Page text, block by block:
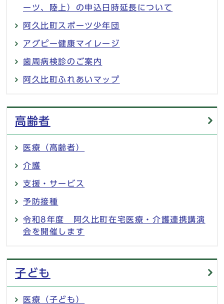
ーツ、陸上）の申込日時延長について
阿久比町スポーツ少年団
アグピー健康マイレージ
歯周病検診のご案内
阿久比町ふれあいマップ
高齢者
医療（高齢者）
介護
支援・サービス
予防接種
令和8年度 阿久比町在宅医療・介護連携講演
会を開催します
子ども
医療（子ども）